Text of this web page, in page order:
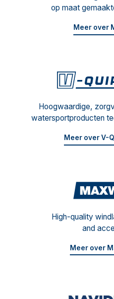
op maat
Meer over
Hoogwaardige,
watersportproducten
Meer over V-
High-quality
and
Meer over